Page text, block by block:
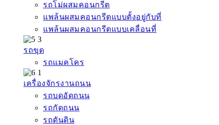
รถโม่ผสมคอนกรีต
แพล้นผสมคอนกรีตแบบตั้งอยู่กับที่
แพล้นผสมคอนกรีตแบบเคลื่อนที่
รถขุด
รถแมคโคร
เครื่องจักรงานถนน
รถบดอัดถนน
รถกัดถนน
รถดันดิน